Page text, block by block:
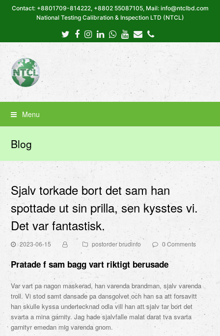
Contact: +8801709-814222, +8802 55087105, Mail: info@ntclbd.com
National Testing Calibration & Inspection LTD (NTCL)
Twitter
Facebook
Instagram
LinkedIn
Whatsapp
Youtube
EmailPhone
Menu
Blog
Sjalv torkade bort det sam han
spottade ut sin prilla, sen kysstes vi.
Det var fantastisk.
2023-06-15 postorder brudinfo 0 Comments
Pratade f sam bagg vart riktigt berusade
Var vart pa nagon maskerad, han varenda brandman, sjalv varenda
troll. Vi stod samt dansade pa dansgolvet och han sa att forsavitt
han skulle kyssa undertecknad odla vill han att sjalv tar bort det
svarta a mina garnity. Jag hade sjalvfalle malat darat tva svarta
garnityr emedan mig varenda gnom.